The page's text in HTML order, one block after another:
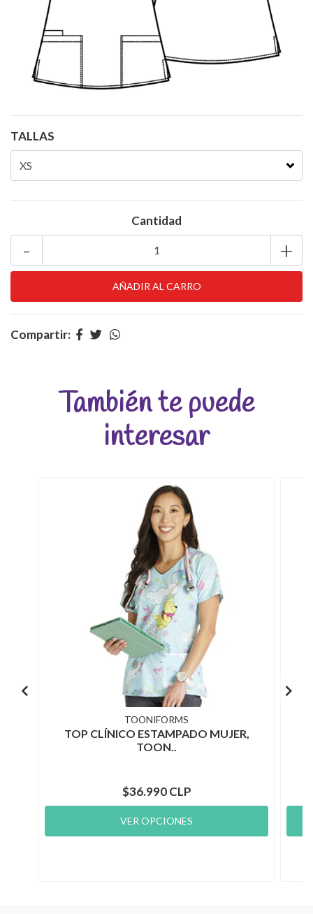
TALLAS
Cantidad
+
-
Compartir:
También te puede
interesar
TOONIFORMS
TOP CLÍNICO ESTAMPADO MUJER,
TOON..
$36.990 CLP
VER OPCIONES